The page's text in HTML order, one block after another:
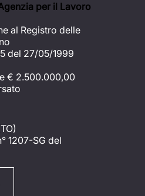
per il Lavoro
al Registro delle
del 27/05/1999
€ 2.500.000,00
1207-SG del